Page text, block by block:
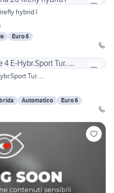
hybrid I
Euro 6
Tur. ...
Automatico
Euro 6